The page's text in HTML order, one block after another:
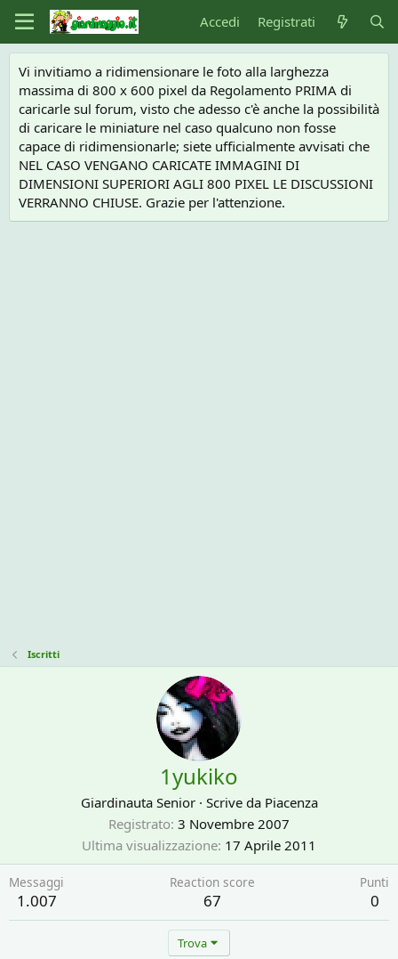
Accedi Registrati
Vi invitiamo a ridimensionare le foto alla larghezza
massima di 800 x 600 pixel da Regolamento PRIMA di
caricarle sul forum, visto che adesso c'è anche la possibilità
di caricare le miniature nel caso qualcuno non fosse
capace di ridimensionarle; siete ufficialmente avvisati che
NEL CASO VENGANO CARICATE IMMAGINI DI
DIMENSIONI SUPERIORI AGLI 800 PIXEL LE DISCUSSIONI
VERRANNO CHIUSE. Grazie per l'attenzione.
Iscritti
1yukiko
Giardinauta Senior · Scrive da Piacenza
Registrato 3 Novembre 2007
Ultima visualizzazione 17 Aprile 2011
Messaggi
1.007
Reaction score
67
Punti
0
Trova